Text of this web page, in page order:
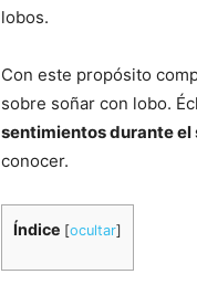
lobos.
Con este propósito
sobre soñar con lobo.
sentimientos durante el
conocer.
Índice [ocultar]